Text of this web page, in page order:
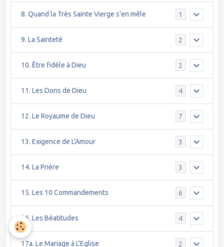
8. Quand la Très Sainte Vierge s'en mêle 1
9. La Sainteté 2
10. Être fidèle à Dieu 2
11. Les Dons de Dieu 4
12. Le Royaume de Dieu 7
13. Exigence de L'Amour 3
14. La Prière 3
15. Les 10 Commandements 6
16. Les Béatitudes 4
17a. Le Mariage à L'Eglise 2